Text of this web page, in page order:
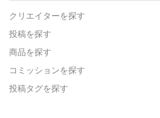
クリエイターを探す
投稿を探す
商品を探す
コミッションを探す
投稿タグを探す